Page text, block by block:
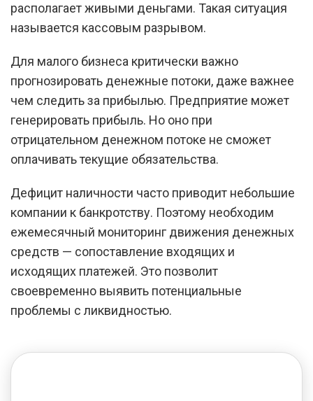
располагает живыми деньгами. Такая ситуация
называется кассовым разрывом.
Для малого бизнеса критически важно
прогнозировать денежные потоки, даже важнее
чем следить за прибылью. Предприятие может
генерировать прибыль. Но оно при
отрицательном денежном потоке не сможет
оплачивать текущие обязательства.
Дефицит наличности часто приводит небольшие
компании к банкротству. Поэтому необходим
ежемесячный мониторинг движения денежных
средств — сопоставление входящих и
исходящих платежей. Это позволит
своевременно выявить потенциальные
проблемы с ликвидностью.